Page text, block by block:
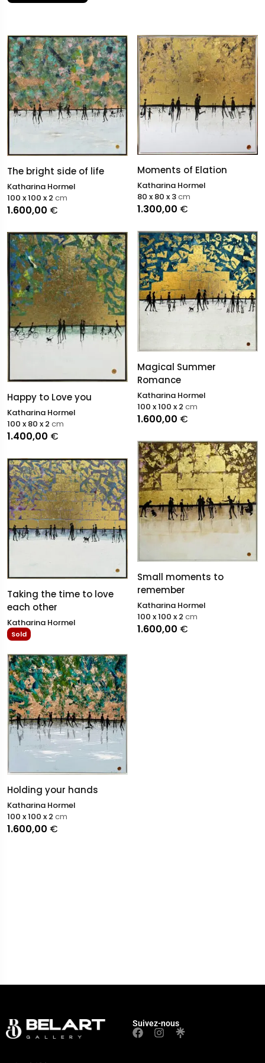
l'intersection du minimalisme et du réalisme, avec des
lignes épurées, des palettes discrètes et des
compositions réfléchies qui renforcent la tranquillité tout
en reflétant les tendances du design moderne - ce qui
fait que ses œuvres sont très recherchées à la fois dans
le monde de l'art et dans les espaces de décoration
d'intérieur.
The bright side of life
Katharina Hormel
1.600,00 €
100 x 100 x 2 cm
Happy to Love you
Katharina Hormel
1.400,00 €
100 x 80 x 2 cm
Taking the time to love
each other
Katharina Hormel
Sold
Holding your hands
Katharina Hormel
1.600,00 €
100 x 100 x 2 cm
Moments of Elation
Katharina Hormel
1.300,00 €
80 x 80 x 3cm
Magical Summer
Romance
Katharina Hormel
1.600,00 €
100 x 100 x 2 cm
Small moments to
remember
Katharina Hormel
1.600,00 €
100 x 100 x 2 cm
Suivez-nous